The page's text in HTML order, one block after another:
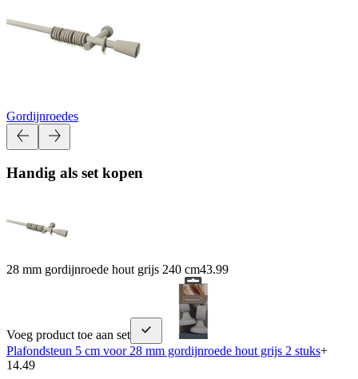
Gordijnroedes
Handig als set kopen
28 mm gordijnroede hout grijs 240 cm43.99
Voeg product toe aan set
Plafondsteun 5 cm voor 28 mm gordijnroede hout grijs 2 stuks+
14.49